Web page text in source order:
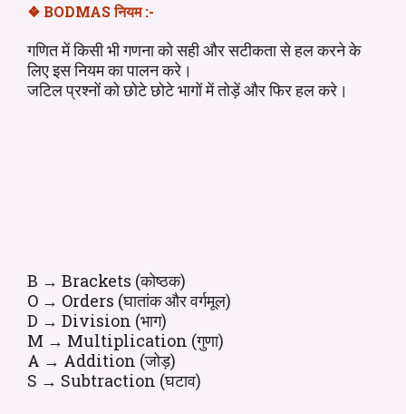
❖ BODMAS नियम:-
गणित में किसी भी गणना को सही और सटीकता से हल करने के
लिए इस नियम का पालन करे।
जटिल प्रश्नों को छोटे छोटे भागों में तोड़ें और फिर हल करे।
B → Brackets (कोष्ठक)
O → Orders (घातांक और वर्गमूल)
D → Division (भाग)
M → Multiplication (गुणा)
A → Addition (जोड़)
S → Subtraction (घटाव)